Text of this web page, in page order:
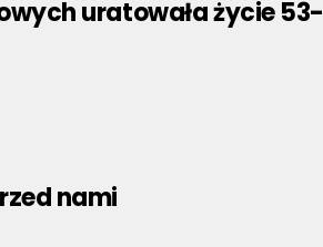
uratowała życie 53-
nami